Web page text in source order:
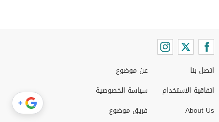
اتصل بنا
اتفاقية الاستخدام
About Us
عن موضوع
سياسة الخصوصية
فريق موضوع
+